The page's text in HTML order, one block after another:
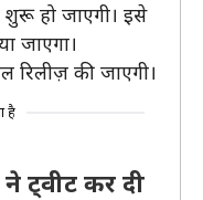
हो जाएगी। इसे
जाएगा।
रिलीज़ की जाएगी।
है
ट्वीट कर दी